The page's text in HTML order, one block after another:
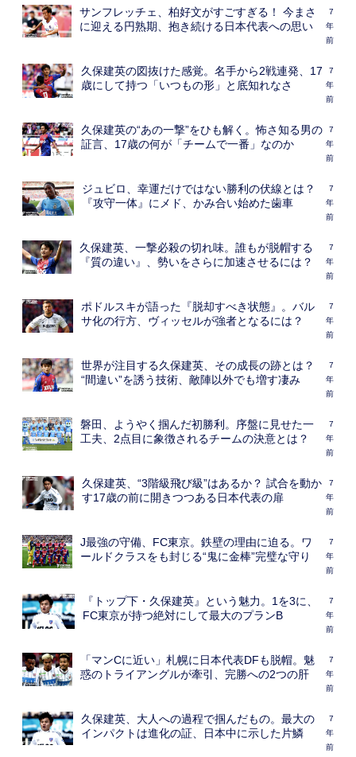
サンフレッチェ、柏好文がすごすぎる！ 今まさ
に迎える円熟期、抱き続ける日本代表への思い
7
年
前
久保建英の図抜けた感覚。名手から2戦連発、17
歳にして持つ「いつもの形」と底知れなさ
7
年
前
久保建英の“あの一撃”をひも解く。怖さ知る男の
証言、17歳の何が「チームで一番」なのか
7
年
前
ジュビロ、幸運だけではない勝利の伏線とは？
『攻守一体』にメド、かみ合い始めた歯車
7
年
前
久保建英、一撃必殺の切れ味。誰もが脱帽する
『質の違い』、勢いをさらに加速させるには？
7
年
前
ポドルスキが語った『脱却すべき状態』。バル
サ化の行方、ヴィッセルが強者となるには？
7
年
前
世界が注目する久保建英、その成長の跡とは？
“間違い”を誘う技術、敵陣以外でも増す凄み
7
年
前
磐田、ようやく掴んだ初勝利。序盤に見せた一
工夫、2点目に象徴されるチームの決意とは？
7
年
前
久保建英、“3階級飛び級”はあるか？ 試合を動か
す17歳の前に開きつつある日本代表の扉
7
年
前
J最強の守備、FC東京。鉄壁の理由に迫る。ワ
ールドクラスをも封じる“鬼に金棒”完璧な守り
7
年
前
『トップ下・久保建英』という魅力。1を3に、
FC東京が持つ絶対にして最大のプランB
7
年
前
「マンCに近い」札幌に日本代表DFも脱帽。魅
惑のトライアングルが牽引、完勝への2つの肝
7
年
前
久保建英、大人への過程で掴んだもの。最大の
インパクトは進化の証、日本中に示した片鱗
7
年
前